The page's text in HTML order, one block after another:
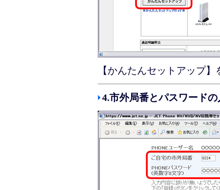
【かんたんセットアップ
4.市外局番とパスワード